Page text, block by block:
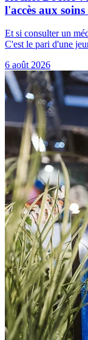
l'accès aux
Et si consulter un
C'est le pari d'une
6 août 2026